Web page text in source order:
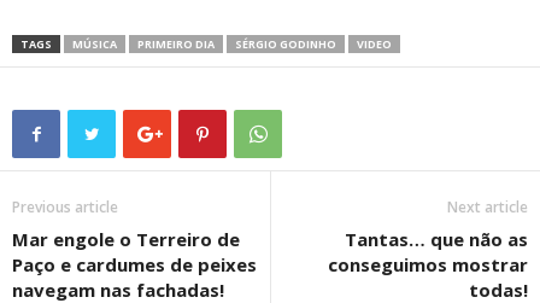
TAGS MÚSICA PRIMEIRO DIA SÉRGIO GODINHO VIDEO
Previous article
Mar engole o Terreiro de
Paço e cardumes de peixes
navegam nas fachadas!
Next article
Tantas… que não as
conseguimos mostrar
todas!